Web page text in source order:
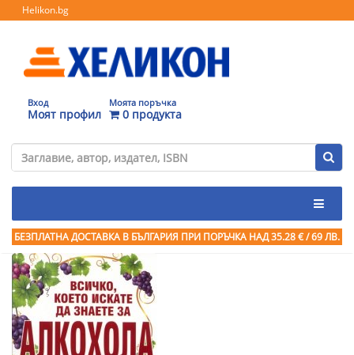
Helikon.bg
Вход
Моят профил
Моята поръчка
0 продукта
БЕЗПЛАТНА ДОСТАВКА В БЪЛГАРИЯ ПРИ ПОРЪЧКА НАД 35.28 € / 69 ЛВ.